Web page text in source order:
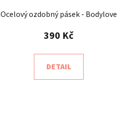
Ocelový ozdobný pásek - Bodylove
390 Kč
DETAIL